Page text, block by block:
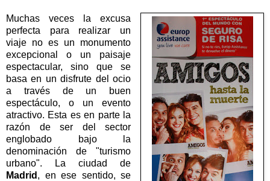
Muchas veces la excusa
perfecta para realizar un
viaje no es un monumento
excepcional o un paisaje
espectacular, sino que se
basa en un disfrute del ocio
a través de un buen
espectáculo, o un evento
atractivo. Esta es en parte la
razón de ser del sector
englobado bajo la
denominación de "turismo
urbano". La ciudad de
Madrid , en ese sentido, se